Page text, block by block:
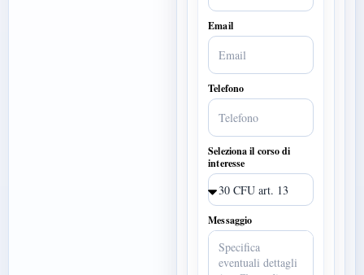
Email
Telefono
Seleziona il corso di
interesse
Messaggio